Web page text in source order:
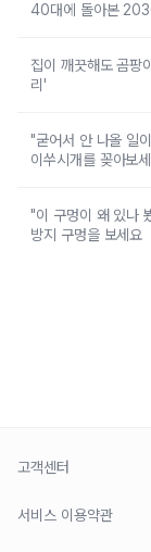
40대에 돌아본
집이 깨끗해도 곰팡
리'
"굳어서 안 나올 일
이쑤시개를 꽂아보
"이 구멍이 왜 있나
방지 구멍을 보세요
고객센터
서비스 이용약관